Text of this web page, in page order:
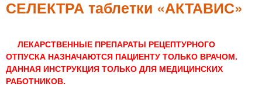
СЕЛЕКТРА таблетки «АКТАВИС»
ЛЕКАРСТВЕННЫЕ ПРЕПАРАТЫ РЕЦЕПТУРНОГО
ОТПУСКА НАЗНАЧАЮТСЯ ПАЦИЕНТУ ТОЛЬКО ВРАЧОМ.
ДАННАЯ ИНСТРУКЦИЯ ТОЛЬКО ДЛЯ МЕДИЦИНСКИХ
РАБОТНИКОВ.